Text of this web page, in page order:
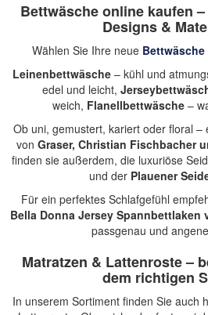
Bettwäsche online kaufen
Designs &
Wählen Sie Ihre neue Bettwäsche
Leinenbettwäsche– kühl und
edel und leicht,
weich, Flanellbettwäsche –
Ob uni, gemustert, kariert oder floral –
von Graser, Christian Fischbacher
finden sie außerdem, die luxuriöse
und der Plauener
Für ein perfektes Schlafgefühl
Bella Donna Jersey Spannbettlaken
passgenau und
Matratzen & Lattenroste –
dem richtigen
In unserem Sortiment finden Sie auch